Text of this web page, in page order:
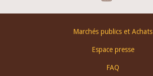
Marchés publics et Achats
Espace presse
FAQ